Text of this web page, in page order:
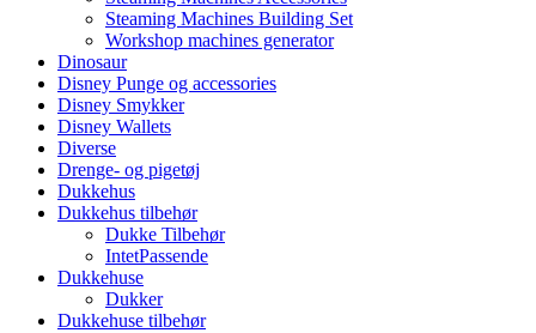
Steaming Machines Building Set
Workshop machines generator
Dinosaur
Disney Punge og accessories
Disney Smykker
Disney Wallets
Diverse
Drenge- og pigetøj
Dukkehus
Dukkehus tilbehør
Dukke Tilbehør
IntetPassende
Dukkehuse
Dukker
Dukkehuse tilbehør